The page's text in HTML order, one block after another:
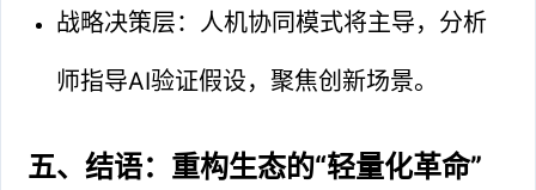
战略决策层：人机协同模式将主导，分析
师指导AI验证假设，聚焦创新场景。
五、结语：重构生态的“轻量化革命”